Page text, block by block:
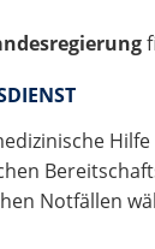
Notfällen